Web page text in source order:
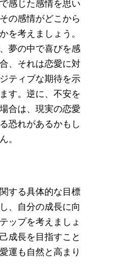
感じた感情を思い
の感情がどこから
を考えましょう。
夢の中で喜びを感
、それは恋愛に対
ティブな期待を示
す。逆に、不安を
合は、現実の恋愛
恐れがあるかもし
。
する具体的な目標
、自分の成長に向
ップを考えましょ
成長を目指すこと
運も自然と高まり